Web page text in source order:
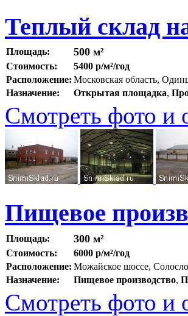
Теплый склад
Площадь: 500 м²
Стоимость:
5400 р/м²/год
Расположение: Московская область,
Назначение:
Открытая площадка,
Смотреть фото и
Пищевое
Площадь: 300 м²
Стоимость:
6000 р/м²/год
Расположение: Можайское шоссе,
Назначение:
Пищевое производство,
Смотреть фото и